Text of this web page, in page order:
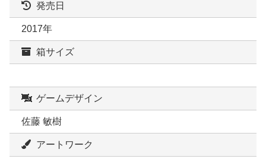
発売日
2017年
箱サイズ
ゲームデザイン
佐藤 敏樹
アートワーク